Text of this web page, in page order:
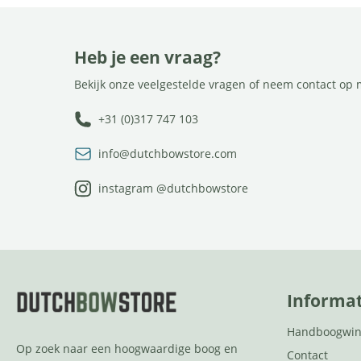
Heb je een vraag?
Bekijk onze veelgestelde vragen of neem contact op
+31 (0)317 747 103
info@dutchbowstore.com
instagram @dutchbowstore
Op zoek naar een hoogwaardige boog en
Contact